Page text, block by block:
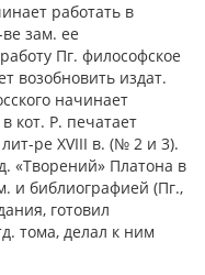
работать в
зам. ее
Пг. философское
возобновить издат.
начинает
кот. Р. печатает
ре ХVIII в. (№ 2 и 3).
«Творений» Платона в
и библиографией (Пг.,
готовил
тома, делал к ним